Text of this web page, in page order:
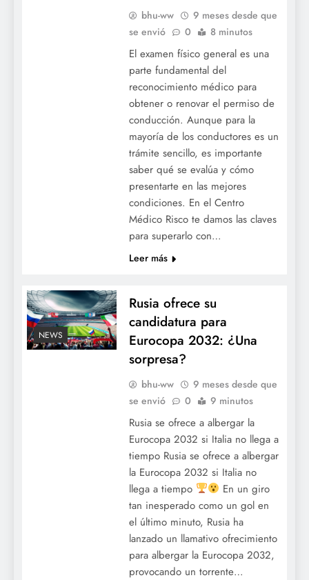
bhu-ww
9 meses desde que
se envió
0 8 minutos
El examen físico general es una
parte fundamental del
reconocimiento médico para
obtener o renovar el permiso de
conducción. Aunque para la
mayoría de los conductores es un
trámite sencillo, es importante
saber qué se evalúa y cómo
presentarte en las mejores
condiciones. En el Centro
Médico Risco te damos las claves
para superarlo con…
Leer más
NEWS
Rusia ofrece su
candidatura para
Eurocopa 2032: ¿Una
sorpresa?
bhu-ww
9 meses desde que
se envió
0 9 minutos
Rusia se ofrece a albergar la
Eurocopa 2032 si Italia no llega a
tiempo Rusia se ofrece a albergar
la Eurocopa 2032 si Italia no
llega a tiempo
En un giro
tan inesperado como un gol en
el último minuto, Rusia ha
lanzado un llamativo ofrecimiento
para albergar la Eurocopa 2032,
provocando un torrente…